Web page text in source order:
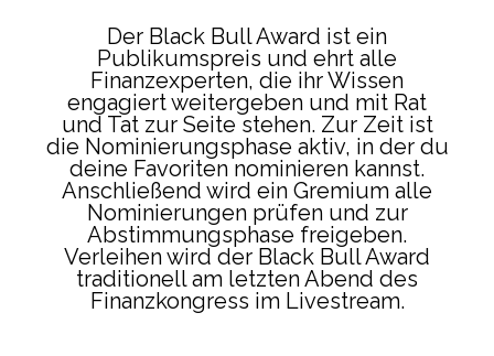
Der Black Bull Award ist ein
Publikumspreis und ehrt alle
Finanzexperten, die ihr Wissen
engagiert weitergeben und mit Rat
und Tat zur Seite stehen. Zur Zeit ist
die Nominierungsphase aktiv, in der du
deine Favoriten nominieren kannst.
Anschließend wird ein Gremium alle
Nominierungen prüfen und zur
Abstimmungsphase freigeben.
Verleihen wird der Black Bull Award
traditionell am letzten Abend des
Finanzkongress im Livestream.